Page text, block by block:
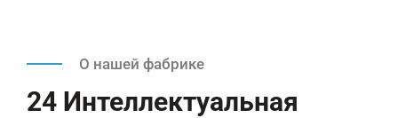
О нашей фабрике
24 Интеллектуальная